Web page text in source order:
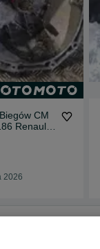
CM
Renault
Coupe 1.2
2026